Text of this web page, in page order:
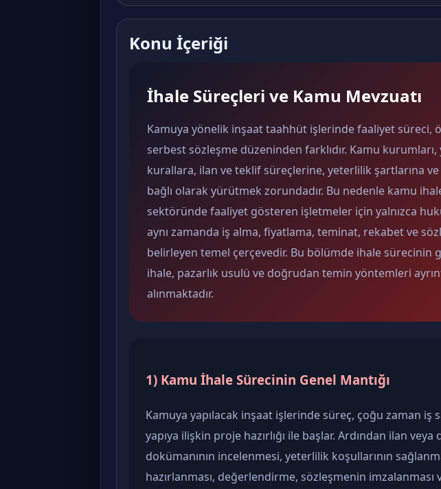
Konu İçeriği
İhale Süreçleri ve Kamu Mevzuatı
Kamuya yönelik inşaat taahhüt işlerinde faaliyet süreci,
serbest sözleşme düzeninden farklıdır. Kamu
kurallara, ilan ve teklif süreçlerine, yeterlilik şartlarına
bağlı olarak yürütmek zorundadır. Bu nedenle kamu
sektöründe faaliyet gösteren işletmeler için yalnızca
aynı zamanda iş alma, fiyatlama, teminat, rekabet ve
belirleyen temel çerçevedir. Bu bölümde ihale sürecinin
ihale, pazarlık usulü ve doğrudan temin yöntemleri
alınmaktadır.
1) Kamu İhale Sürecinin Genel Mantığı
Kamuya yapılacak inşaat işlerinde süreç, çoğu zaman iş
yapıya ilişkin proje hazırlığı ile başlar. Ardından ilan veya
dokümanının incelenmesi, yeterlilik koşullarının
hazırlanması, değerlendirme, sözleşmenin imzalanması